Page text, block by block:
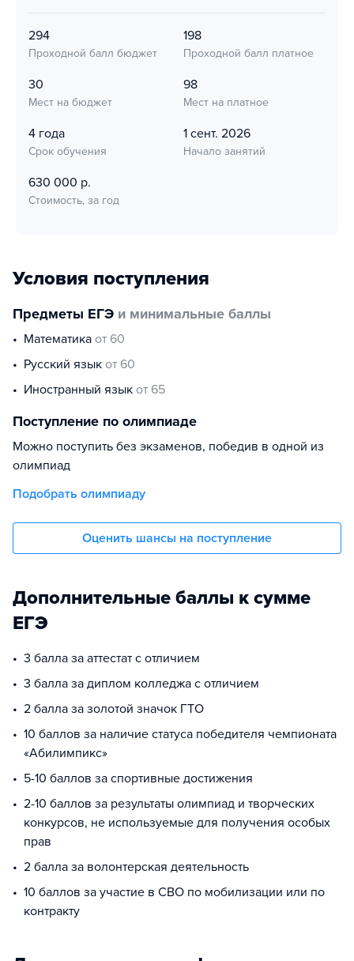
294
Проходной балл бюджет
198
Проходной балл платное
30
Мест на бюджет
98
Мест на платное
4 года
Срок обучения
1 сент. 2026
Начало занятий
630 000 р.
Стоимость, за год
Условия поступления
Предметы ЕГЭ и минимальные баллы
математика от 60
русский язык от 60
иностранный язык от 65
Поступление по олимпиаде
Можно поступить без экзаменов, победив в одной из
олимпиад
Подобрать олимпиаду
Оценить шансы на поступление
Дополнительные баллы к сумме
ЕГЭ
3 балла за аттестат с отличием
3 балла за диплом колледжа с отличием
2 балла за золотой значок ГТО
10 баллов за наличие статуса победителя чемпионата
«Абилимпикс»
5-10 баллов за спортивные достижения
2-10 баллов за результаты олимпиад и творческих
конкурсов, не используемые для получения особых
прав
2 балла за волонтерская деятельность
10 баллов за участие в СВО по мобилизации или по
контракту